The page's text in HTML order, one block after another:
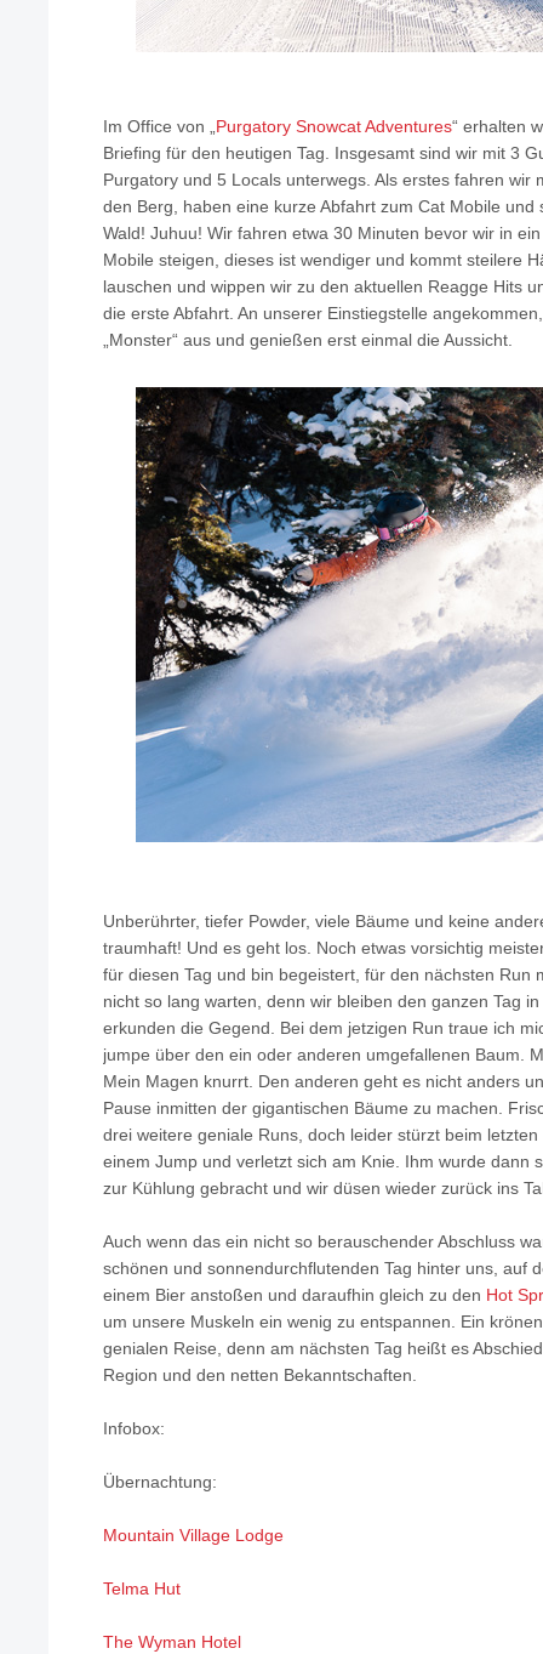
Im Office von „ Purgatory Snowcat Adventures“ erhalten
Briefing für den heutigen Tag. Insgesamt sind wir mit 3
Purgatory und 5 Locals unterwegs. Als erstes fahren wir
den Berg, haben eine kurze Abfahrt zum Cat Mobile und
Wald! Juhuu! Wir fahren etwa 30 Minuten bevor wir in
Mobile steigen, dieses ist wendiger und kommt steilere
lauschen und wippen wir zu den aktuellen Reagge Hits
die erste Abfahrt. An unserer Einstiegstelle
„Monster“ aus und genießen erst einmal die Aussicht.
Unberührter, tiefer Powder, viele Bäume und keine
traumhaft! Und es geht los. Noch etwas vorsichtig
für diesen Tag und bin begeistert, für den nächsten Run
nicht so lang warten, denn wir bleiben den ganzen Tag
erkunden die Gegend. Bei dem jetzigen Run traue ich
jumpe über den ein oder anderen umgefallenen Baum.
Mein Magen knurrt. Den anderen geht es nicht anders
Pause inmitten der gigantischen Bäume zu machen.
drei weitere geniale Runs, doch leider stürzt beim
einem Jump und verletzt sich am Knie. Ihm wurde dann
zur Kühlung gebracht und wir düsen wieder zurück ins
Auch wenn das ein nicht so berauschender Abschluss
schönen und sonnendurchflutenden Tag hinter uns, auf
einem Bier anstoßen und daraufhin gleich zu den Hot
um unsere Muskeln ein wenig zu entspannen. Ein
genialen Reise, denn am nächsten Tag heißt es
Region und den netten Bekanntschaften.
Infobox:
Übernachtung:
Mountain Village Lodge
Telma Hut
The Wyman Hotel